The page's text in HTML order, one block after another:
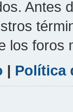
Antes
los foros
| Política